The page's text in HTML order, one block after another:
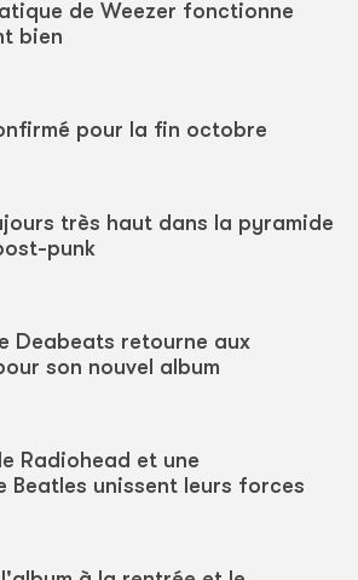
de Weezer fonctionne
bien
pour la fin octobre
très haut dans la pyramide
punk
Deabeats retourne aux
son nouvel album
Radiohead et une
Beatles unissent leurs forces